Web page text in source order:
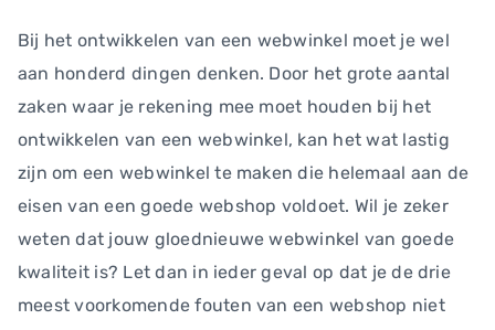
Bij het ontwikkelen van een webwinkel moet je wel
aan honderd dingen denken. Door het grote aantal
zaken waar je rekening mee moet houden bij het
ontwikkelen van een webwinkel, kan het wat lastig
zijn om een webwinkel te maken die helemaal aan de
eisen van een goede webshop voldoet. Wil je zeker
weten dat jouw gloednieuwe webwinkel van goede
kwaliteit is? Let dan in ieder geval op dat je de drie
meest voorkomende fouten van een webshop niet